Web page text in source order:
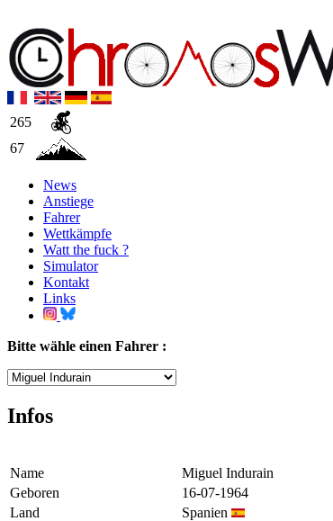
265
67
News
Anstiege
Fahrer
Wettkämpfe
Watt the fuck ?
Simulator
Kontakt
Links
Bitte wähle einen Fahrer :
Infos
Name
Miguel Indurain
Geboren
16-07-1964
Land
Spanien